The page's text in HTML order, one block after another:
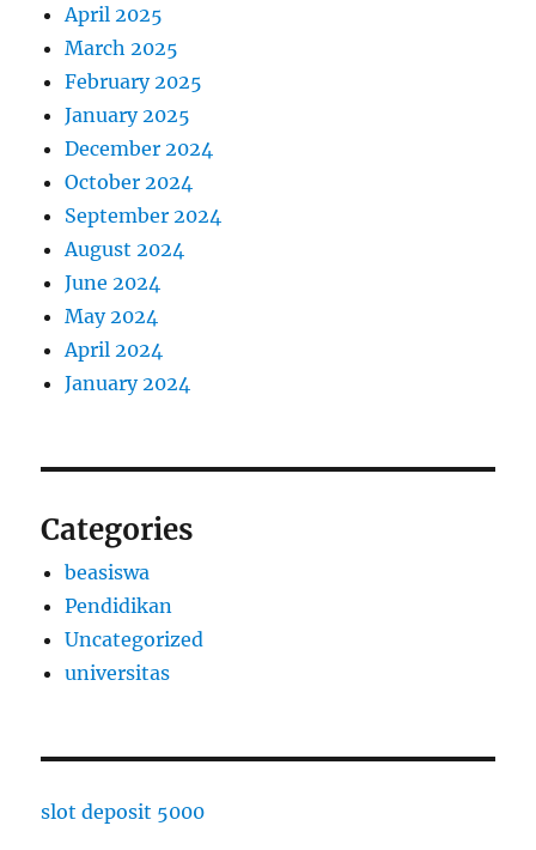
April 2025
March 2025
February 2025
January 2025
December 2024
October 2024
September 2024
August 2024
June 2024
May 2024
April 2024
January 2024
Categories
beasiswa
Pendidikan
Uncategorized
universitas
slot deposit 5000